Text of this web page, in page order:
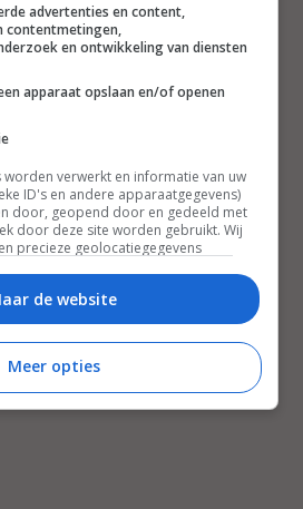
advertenties en content,
contentmetingen,
en ontwikkeling van diensten
apparaat opslaan en/of openen
verwerkt en informatie van uw
ID's en andere apparaatgegevens)
door, geopend door en gedeeld met
door deze site worden gebruikt. Wij
precieze geolocatiegegevens
uw persoonsgegevens
deze pagina of in het sitemenu naar
te beheren of in te trekken via de
de website
Meer opties